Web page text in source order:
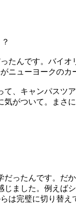
んです。バイ
ニューヨークのカ
、キャンパスツ
がついて。まさ
ったんです。だ
ました。例えば
は完璧に切り替